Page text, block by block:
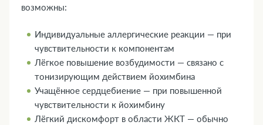
возможны:
Индивидуальные аллергические реакции — при
чувствительности к компонентам
Лёгкое повышение возбудимости — связано с
тонизирующим действием йохимбина
Учащённое сердцебиение — при повышенной
чувствительности к йохимбину
Лёгкий дискомфорт в области ЖКТ — обычно